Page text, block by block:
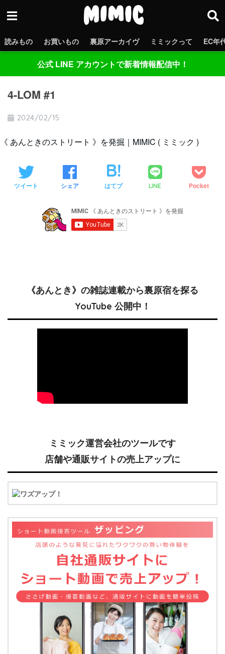
読みもの お買いもの 裏原アーカイヴ ミミックって EC年
公式 LINE アカウントで新着情報配信中！
4-LOM #1
2024/02/15
《 あんときのストリート 》を発掘｜MIMIC ( ミミック )
ツイート シェア はてブ LINE Pocket
《あんとき》の雑誌連載から裏原宿を探る
YouTube 公開中！
ミミック運営会社のツールです
店舗や通販サイトの売上アップに